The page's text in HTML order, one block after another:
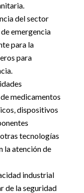
del sector
emergencia
para la
para
medicamentos
dispositivos
tecnologías
la atención de
industrial
de la seguridad